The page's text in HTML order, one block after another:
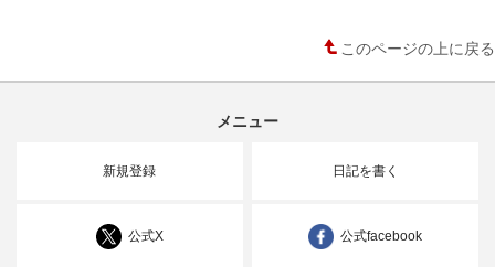
このページの上に戻る
メニュー
新規登録 日記を書く
公式X 公式facebook